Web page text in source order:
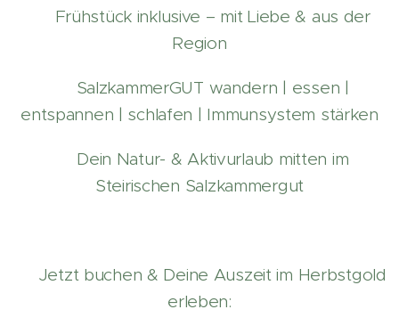
✔ Frühstück inklusive – mit Liebe & aus der
Region
✔ SalzkammerGUT wandern | essen |
entspannen | schlafen | Immunsystem stärken
✔ Dein Natur- & Aktivurlaub mitten im
Steirischen Salzkammergut
👉 Jetzt buchen & Deine Auszeit im Herbstgold
erleben: